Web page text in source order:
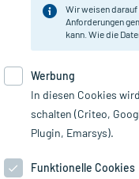
7x10
PlusHerzen sichern
Wir weisen
Anforderungen
kann. Wie die
Werbung
In diesen Cookies
schalten (Criteo,
Plugin, Emarsys).
Funktionelle Cookies